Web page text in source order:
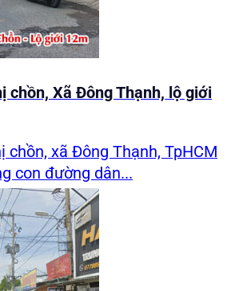
chồn, Xã Đông Thạnh, lộ giới
chồn, xã Đông Thạnh, TpHCM
con đường dân...